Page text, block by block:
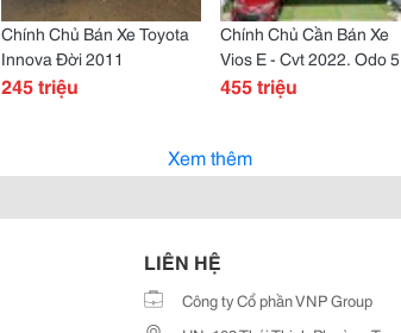
Chính Chủ Bán Xe Toyota
Innova Đời 2011
245 triệu
Chính Chủ Cần Bán Xe
Vios E - Cvt 2022. Odo
Xịn
455 triệu
Xem thêm
LIÊN HỆ
Công ty Cổ phần VNP Group